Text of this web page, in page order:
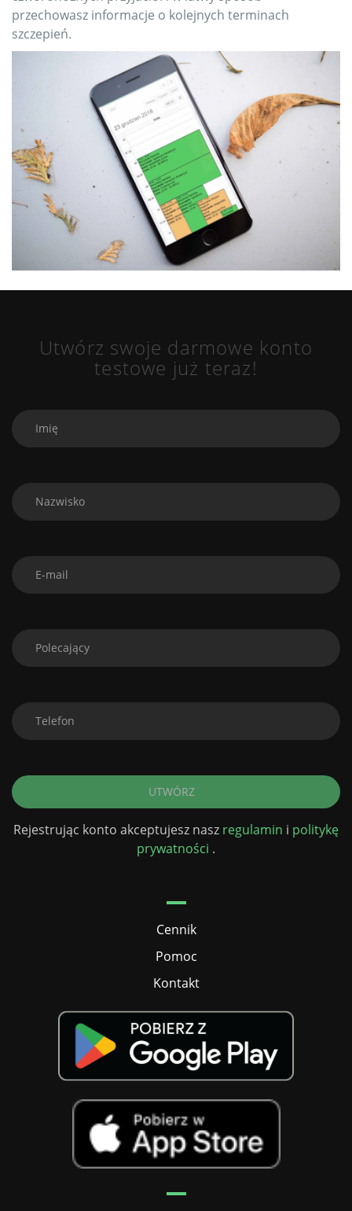
przechowasz informacje o kolejnych terminach
szczepień.
Utwórz swoje darmowe konto
testowe już teraz!
UTWÓRZ
Rejestrując konto akceptujesz nasz regulamin i politykę
prywatności .
Cennik
Pomoc
Kontakt